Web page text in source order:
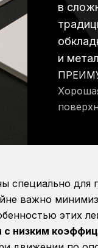
в
и
специально для
важно
этих
с низким